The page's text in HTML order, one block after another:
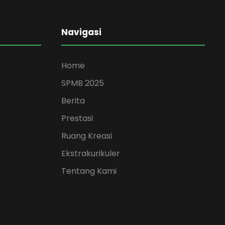
Navigasi
Home
SPMB 2025
Berita
Prestasi
Ruang Kreasi
Ekstrakurikuler
Tentang Kami